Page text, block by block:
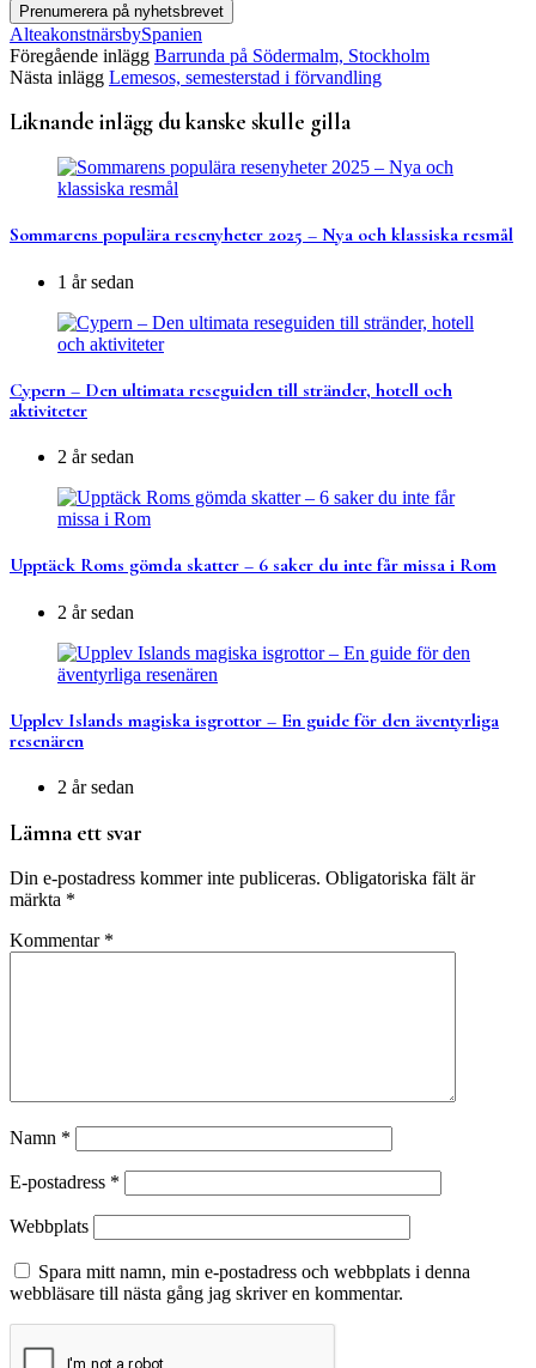
AlteakonstnärsbySpanien
Föregående inlägg Barrunda på Södermalm, Stockholm
Nästa inlägg Lemesos, semesterstad i förvandling
Liknande inlägg du kanske skulle gilla
Sommarens populära resenyheter 2025 – Nya och klassiska resmål
1 år sedan
Cypern – Den ultimata reseguiden till stränder, hotell och
aktiviteter
2 år sedan
Upptäck Roms gömda skatter – 6 saker du inte får missa i Rom
2 år sedan
Upplev Islands magiska isgrottor – En guide för den äventyrliga
resenären
2 år sedan
Lämna ett svar
Din e-postadress kommer inte publiceras. Obligatoriska fält är
märkta *
Kommentar *
Namn *
E-postadress *
Webbplats
Spara mitt namn, min e-postadress och webbplats i denna
webbläsare till nästa gång jag skriver en kommentar.